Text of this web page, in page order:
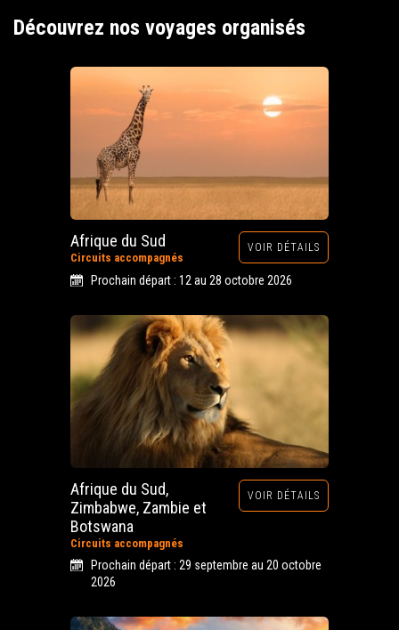
Découvrez nos voyages organisés
Afrique du Sud
Circuits accompagnés
VOIR DÉTAILS
Prochain départ : 12 au 28 octobre 2026
Afrique du Sud,
Zimbabwe, Zambie et
Botswana
Circuits accompagnés
VOIR DÉTAILS
Prochain départ : 29 septembre au 20 octobre
2026